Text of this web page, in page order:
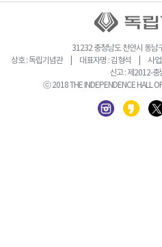
31232 충청남도 천안시 동남
상호 : 독립기념관 | 대표자명 : 김형석 | 사
신고 : 제2012-
ⓒ 2018 THE INDEPENDENCE HALL